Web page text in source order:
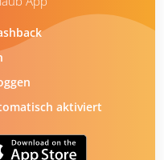
SICH AUS